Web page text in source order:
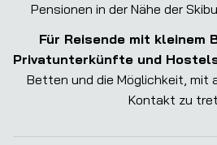
Pensionen in der Nähe der
Für Reisende mit kleinem
Privatunterkünfte und
Betten und die Möglichkeit, mit
Kontakt zu